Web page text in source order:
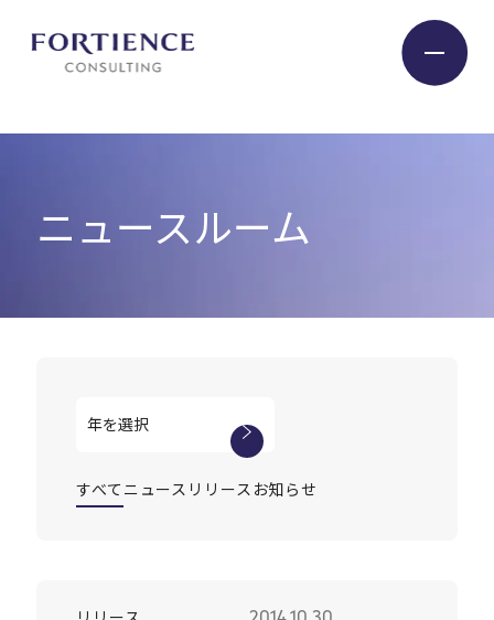
Expert
Company
ニュースルーム
すべて ニュースリリース お知らせ